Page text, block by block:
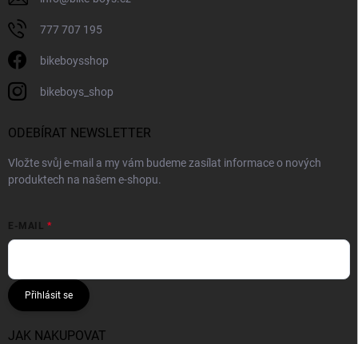
777 707 195
bikeboysshop
bikeboys_shop
ODEBÍRAT NEWSLETTER
Vložte svůj e-mail a my vám budeme zasílat informace o nových
produktech na našem e-shopu.
E-MAIL
Přihlásit se
JAK NAKUPOVAT